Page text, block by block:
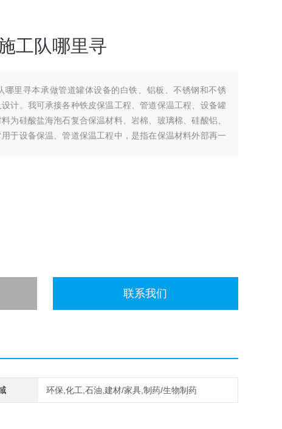
工队哪里寻
哪里寻本承做管道罐体设备的白铁、铝板、不锈钢和不锈
计。我可承接各种铁皮保温工程、管道保温工程、设备罐
为硅酸盐海泡石复合保温材料、岩棉、玻璃棉、硅酸铝、
于设备保温、管道保温工程中，是指在保温材料外部再一
联系我们
环保,化工,石油,建材/家具,制药/生物制药